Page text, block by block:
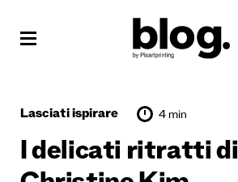
Lasciati ispirare 4 min
I delicati ritratti di